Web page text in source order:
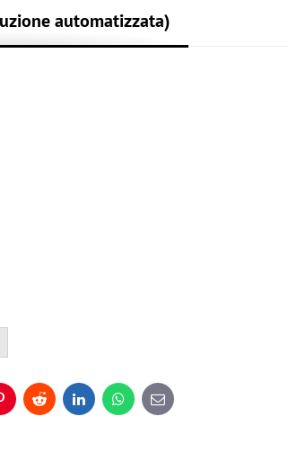
automatizzata)
RedditLinkedInWhatsApp
E-
mail